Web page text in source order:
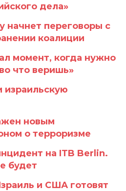
дела»
начнет переговоры с
коалиции
момент, когда нужно
что веришь»
израильскую
новым
о терроризме
на ITB Berlin.
будет
и США готовят